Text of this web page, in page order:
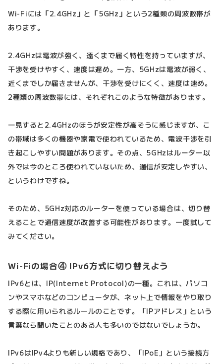
Wi-Fiには「2.4GHz」と「5GHz」という2種類の周波数帯が
あります。
2.4GHzは電波が強く、遠くまで届く特性を持っていますが、
干渉を受けやすく、速度は遅め。一方、5GHzは電波が弱く、
近くまでしか届きませんが、干渉を受けにくく、速度は速め。
2種類の周波数帯には、それぞれこのような特徴があります。
一見すると2.4GHzのほうが安定性が高そうに感じますが、こ
の帯域は多くの機器や家電で使われているため、電波干渉を引
き起こしやすい問題があります。その点、5GHzはルーター以
外では今のところ使われていないため、通信が安定しやすい、
というわけですね。
そのため、5GHz対応のルーターを使っている場合は、切り替
えることで通信速度が改善する可能性があります。一度試して
みてください。
Wi-Fiの場合④ IPv6方式に切り替えよう
IPv6とは、IP(Internet Protocol)の一種。これは、パソコ
ンやスマホなどのコンピュータが、ネット上で情報をやり取り
する際に用いられるルールのことです。「IPアドレス」という
言葉なら聞いたことのある人も多いのではないでしょうか。
IPv6はIPv4よりも新しい規格であり、「IPoE」という接続方